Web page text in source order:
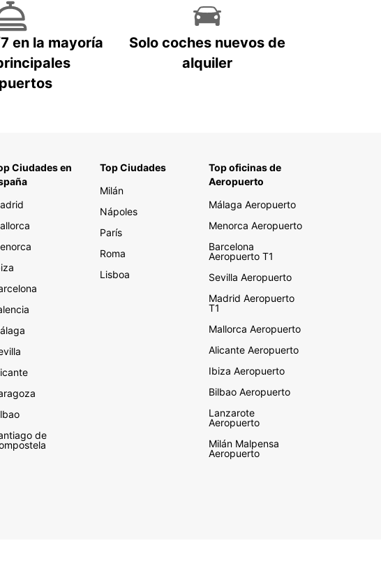
en la mayoría
Solo coches nuevos de
alquiler
Ciudades en
de
Top Ciudades
Milán
Nápoles
París
Roma
Lisboa
Top oficinas de
Aeropuerto
Málaga Aeropuerto
Menorca Aeropuerto
Barcelona
Aeropuerto T1
Sevilla Aeropuerto
Madrid Aeropuerto
T1
Mallorca Aeropuerto
Alicante Aeropuerto
Ibiza Aeropuerto
Bilbao Aeropuerto
Lanzarote
Aeropuerto
Milán Malpensa
Aeropuerto